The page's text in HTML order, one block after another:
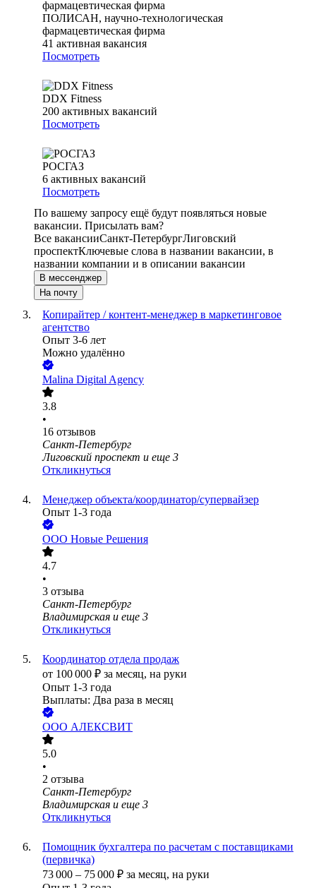
ПОЛИСАН, научно-технологическая
фармацевтическая фирма
41 активная вакансия
Посмотреть
DDX Fitness
200 активных вакансий
Посмотреть
РОСГАЗ
6 активных вакансий
Посмотреть
По вашему запросу ещё будут появляться новые
вакансии. Присылать вам?
Все вакансииСанкт-ПетербургЛиговский
проспектКлючевые слова в названии вакансии, в
названии компании и в описании вакансии
В мессенджер
На почту
Копирайтер / контент-менеджер в маркетинговое
агентство
Опыт 3-6 лет
Можно удалённо
Malina Digital Agency
3.8
•
16 отзывов
Санкт-Петербург
Лиговский проспект и еще 3
Откликнуться
Менеджер объекта/координатор/супервайзер
Опыт 1-3 года
ООО Новые Решения
4.7
•
3 отзыва
Санкт-Петербург
Владимирская и еще 3
Откликнуться
Координатор отдела продаж
от 100 000 ₽ за месяц, на руки
Опыт 1-3 года
Выплаты: Два раза в месяц
ООО АЛЕКСВИТ
5.0
•
2 отзыва
Санкт-Петербург
Владимирская и еще 3
Откликнуться
Помощник бухгалтера по расчетам с поставщиками
(первичка)
73 000 – 75 000 ₽ за месяц, на руки